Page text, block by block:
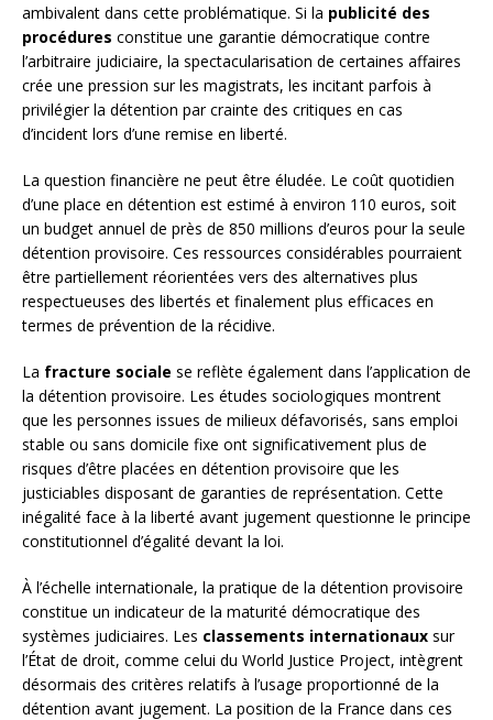
ambivalent dans cette problématique. Si la publicité des
procédures constitue une garantie démocratique contre
l’arbitraire judiciaire, la spectacularisation de certaines affaires
crée une pression sur les magistrats, les incitant parfois à
privilégier la détention par crainte des critiques en cas
d’incident lors d’une remise en liberté.
La question financière ne peut être éludée. Le coût quotidien
d’une place en détention est estimé à environ 110 euros, soit
un budget annuel de près de 850 millions d’euros pour la seule
détention provisoire. Ces ressources considérables pourraient
être partiellement réorientées vers des alternatives plus
respectueuses des libertés et finalement plus efficaces en
termes de prévention de la récidive.
La fracture sociale se reflète également dans l’application de
la détention provisoire. Les études sociologiques montrent
que les personnes issues de milieux défavorisés, sans emploi
stable ou sans domicile fixe ont significativement plus de
risques d’être placées en détention provisoire que les
justiciables disposant de garanties de représentation. Cette
inégalité face à la liberté avant jugement questionne le principe
constitutionnel d’égalité devant la loi.
À l’échelle internationale, la pratique de la détention provisoire
constitue un indicateur de la maturité démocratique des
systèmes judiciaires. Les classements internationaux sur
l’État de droit, comme celui du World Justice Project, intègrent
désormais des critères relatifs à l’usage proportionné de la
détention avant jugement. La position de la France dans ces